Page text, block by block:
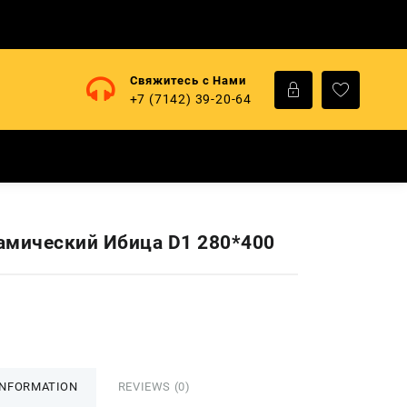
Свяжитесь с Нами
+7 (7142) 39-20-64
Ибица D1 280*400
REVIEWS (0)